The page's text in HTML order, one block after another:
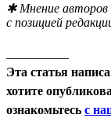
✱ Мнение авторов
с позицией
Эта статья
хотите
ознакомьтесь с